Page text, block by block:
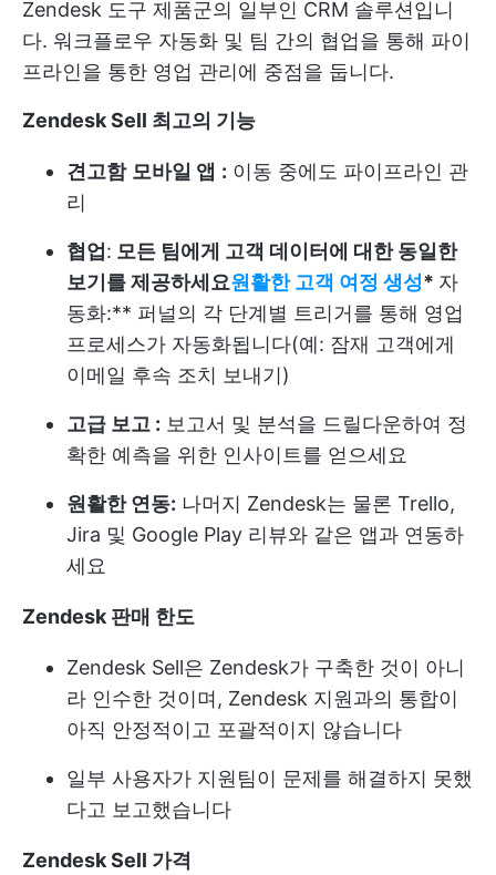
Zendesk 도구 제품군의 일부인 CRM 솔루션입니
다. 워크플로우 자동화 및 팀 간의 협업을 통해 파이
프라인을 통한 영업 관리에 중점을 둡니다.
Zendesk Sell 최고의 기능
견고함 모바일 앱 : 이동 중에도 파이프라인 관
리
협업 : 모든 팀에게 고객 데이터에 대한 동일한
보기를 제공하세요원활한 고객 여정 생성* 자
동화:** 퍼널의 각 단계별 트리거를 통해 영업
프로세스가 자동화됩니다(예: 잠재 고객에게
이메일 후속 조치 보내기)
고급 보고 : 보고서 및 분석을 드릴다운하여 정
확한 예측을 위한 인사이트를 얻으세요
원활한 연동: 나머지 Zendesk는 물론 Trello,
Jira 및 Google Play 리뷰와 같은 앱과 연동하
세요
Zendesk 판매 한도
Zendesk Sell은 Zendesk가 구축한 것이 아니
라 인수한 것이며, Zendesk 지원과의 통합이
아직 안정적이고 포괄적이지 않습니다
일부 사용자가 지원팀이 문제를 해결하지 못했
다고 보고했습니다
Zendesk Sell 가격